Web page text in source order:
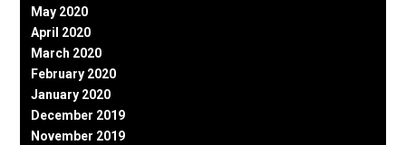
May 2020
April 2020
March 2020
February 2020
January 2020
December 2019
November 2019